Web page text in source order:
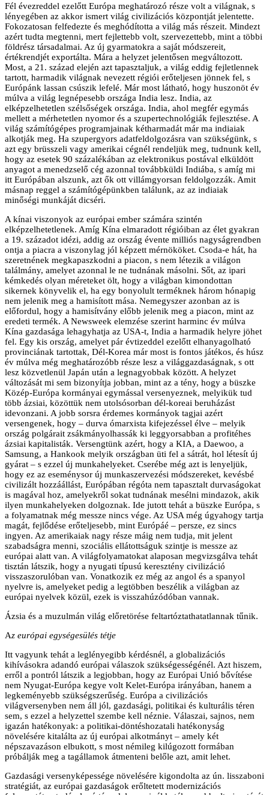
Fél évezreddel ezelőtt Európa meghatározó része volt a világnak, s
lényegében az akkor ismert világ civilizációs központját jelentette.
Fokozatosan felfedezte és meghódította a világ más részeit. Mindezt
azért tudta megtenni, mert fejlettebb volt, szervezettebb, mint a többi
földrész társadalmai. Az új gyarmatokra a saját módszereit,
értékrendjét exportálta. Mára a helyzet jelentősen megváltozott.
Most, a 21. század elején azt tapasztaljuk, a világ eddig fejletlennek
tartott, harmadik világnak nevezett régiói erőteljesen jönnek fel, s
Európánk lassan csúszik lefelé. Már most látható, hogy huszonöt év
múlva a világ legnépesebb országa India lesz. India, az
elképzelhetetlen szélsőségek országa. India, ahol megfér egymás
mellett a mérhetetlen nyomor és a szupertechnológiák fejlesztése. A
világ számítógépes programjainak kétharmadát már ma indiaiak
alkotják meg. Ha szupergyors adatfeldolgozásra van szükségünk, s
azt egy brüsszeli vagy amerikai cégnél rendeljük meg, tudnunk kell,
hogy az esetek 90 százalékában az elektronikus postával elküldött
anyagot a menedzselő cég azonnal továbbküldi Indiába, s amíg mi
itt Európában alszunk, azt ők ott villámgyorsan feldolgozzák. Amit
másnap reggel a számítógépünkben találunk, az az indiaiak
minőségi munkáját dicséri.
A kínai viszonyok az európai ember számára szintén
elképzelhetetlenek. Amíg Kína elmaradott régióiban az élet gyakran
a 19. századot idézi, addig az ország évente milliós nagyságrendben
ontja a piacra a viszonylag jól képzett mérnököket. Csoda-e hát, ha
szeretnének megkapaszkodni a piacon, s nem létezik a világon
találmány, amelyet azonnal le ne tudnának másolni. Sőt, az ipari
kémkedés olyan méreteket ölt, hogy a világban kimondottan
sikernek könyvelik el, ha egy bonyolult terméknek három hónapig
nem jelenik meg a hamisított mása. Nemegyszer azonban az is
előfordul, hogy a hamisítvány előbb jelenik meg a piacon, mint az
eredeti termék. A Newsweek elemzése szerint harminc év múlva
Kína gazdasága lehagyhatja az USA-t, India a harmadik helyre jöhet
fel. Egy kis ország, amelyet pár évtizeddel ezelőtt elhanyagolható
provinciának tartottak, Dél-Korea már most is fontos játékos, és húsz
év múlva még meghatározóbb része lesz a világgazdaságnak, s ott
lesz közvetlenül Japán után a legnagyobbak között. A helyzet
változását mi sem bizonyítja jobban, mint az a tény, hogy a büszke
Közép-Európa kormányai egymással versenyeznek, melyikük tud
több ázsiai, közöttük nem utolsósorban dél-koreai beruházást
idevonzani. A jobb sorsra érdemes kormányok tagjai azért
versengenek, hogy – durva ómarxista kifejezéssel élve – melyik
ország polgárait zsákmányolhassák ki leggyorsabban a profitéhes
ázsiai kapitalisták. Versengtünk azért, hogy a KIA, a Daewoo, a
Samsung, a Hankook melyik országban üti fel a sátrát, hol létesít új
gyárat – s ezzel új munkahelyeket. Cserébe még azt is lenyeljük,
hogy ez az eseménysor új munkaszervezési módszereket, kevésbé
civilizált hozzáállást, Európában régóta nem tapasztalt durvaságokat
is magával hoz, amelyekről sokat tudnának mesélni mindazok, akik
ilyen munkahelyeken dolgoznak. Ide jutott tehát a büszke Európa, s
a folyamatnak még messze nincs vége. Az USA még úgyahogy tartja
magát, fejlődése erőteljesebb, mint Európáé – persze, ez sincs
ingyen. Az amerikaiak nagy része máig nem tudja, mit jelent
szabadságra menni, szociális ellátottságuk szintje is messze az
európai alatt van. A világfolyamatokat alaposan megvizsgálva tehát
tisztán látszik, hogy a nyugati típusú keresztény civilizáció
visszaszorulóban van. Vonatkozik ez még az angol és a spanyol
nyelvre is, amelyeket pedig a legtöbben beszélik a világban az
európai nyelvek közül, ezek is visszahúzódóban vannak.
Ázsia és a muzulmán világ előretörése feltartóztathatatlannak tűnik.
Az európai egységesülés tétje
Itt vagyunk tehát a leglényegibb kérdésnél, a globalizációs
kihívásokra adandó európai válaszok szükségességénél. Azt hiszem,
erről a pontról látszik a legjobban, hogy az Európai Unió bővítése
nem Nyugat-Európa kegye volt Kelet-Európa irányában, hanem a
legkeményebb szükségszerűség. Európa a civilizációs
világversenyben nem áll jól, gazdasági, politikai és kulturális téren
sem, s ezzel a helyzettel szembe kell néznie. Válaszai, sajnos, nem
igazán hatékonyak: a politikai-döntéshozatali hatékonyság
növelésére kitalálta az új európai alkotmányt – amely két
népszavazáson elbukott, s most némileg kilúgozott formában
próbálják meg a tagállamok átmenteni belőle azt, amit lehet.
Gazdasági versenyképessége növelésére kigondolta az ún. lisszaboni
stratégiát, az európai gazdaságok erőltetett modernizációs